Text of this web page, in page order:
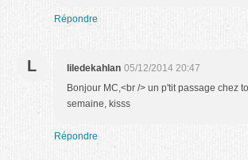
Répondre
L liledekahlan 05/12/2014 20:47
Bonjour MC,<br /> un p'tit passage chez
semaine, kisss
Répondre